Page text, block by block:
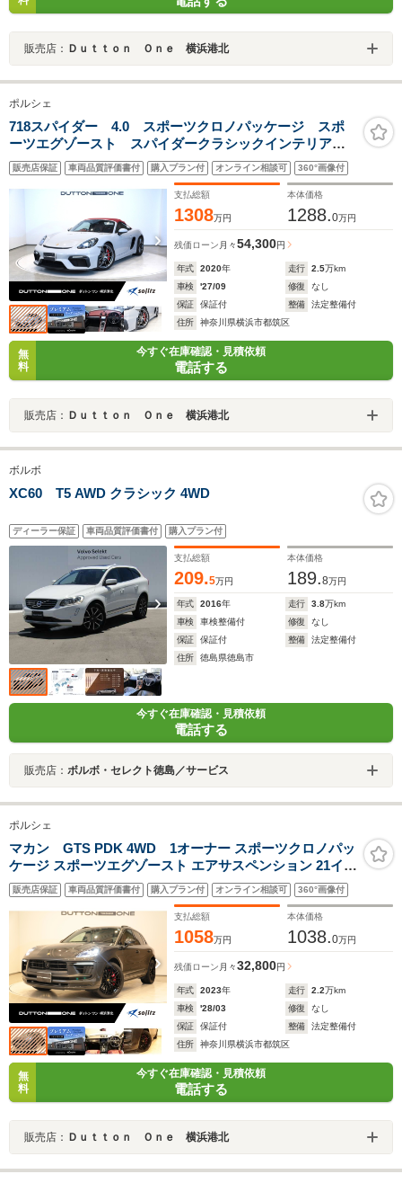
販売店： Ｄｕｔｔｏｎ Ｏｎｅ 横浜港北
ポルシェ
718スパイダー 4.0 スポーツクロノパッケージ スポ
ーツエグゾースト スパイダークラシックインテリア
ボディクレヨン色 サテンプラチナ21インチAW 電動格
納ミラー シートヒーター レッドルーフ クルーズコ
ントロール
販売店保証 車両品質評価書付 購入プラン付 オンライン相談可 360°画像付
支払総額
1308万円
本体価格
1288.0万円
残価ローン 月々54,300円
年式 2020年 走行 2.5万km
車検
'27/09 修復
なし
保証
保証付 整備
法定整備付
住所
神奈川県横浜市都筑区
無
料
今すぐ在庫確認・見積依頼
電話する
販売店： Ｄｕｔｔｏｎ Ｏｎｅ 横浜港北
ボルボ
XC60 T5 AWD クラシック 4WD
ディーラー保証 車両品質評価書付 購入プラン付
支払総額
209.5万円
本体価格
189.8万円
年式 2016年 走行 3.8万km
車検
車検整備付 修復
なし
保証
保証付 整備
法定整備付
住所
徳島県徳島市
今すぐ在庫確認・見積依頼
電話する
販売店： ボルボ・セレクト徳島／サービス
ポルシェ
マカン GTS PDK 4WD 1オーナー スポーツクロノパッ
ケージ スポーツエグゾースト エアサスペンション 21イン
チRSスパイダーAW エントリー&ドライブ レザーインテ
リアPKG メモリー付パワーシート サラウンドビューカメ
ラ シートヒーター
販売店保証 車両品質評価書付 購入プラン付 オンライン相談可 360°画像付
支払総額
1058万円
本体価格
1038.0万円
残価ローン 月々32,800円
年式 2023年 走行 2.2万km
車検
'28/03 修復
なし
保証
保証付 整備
法定整備付
住所
神奈川県横浜市都筑区
無
料
今すぐ在庫確認・見積依頼
電話する
販売店： Ｄｕｔｔｏｎ Ｏｎｅ 横浜港北